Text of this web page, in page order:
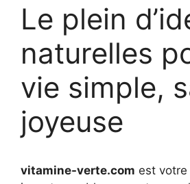
Le plein
naturelles
vie simple,
joyeuse
vitamine-verte.com est